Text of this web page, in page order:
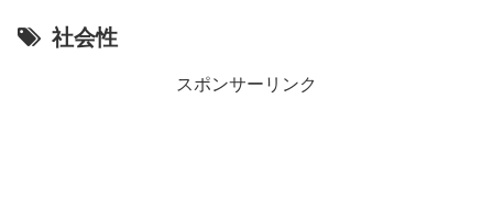
社会性
スポンサーリンク